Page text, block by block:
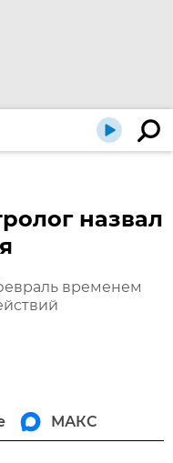
назвал
временем
МАКС